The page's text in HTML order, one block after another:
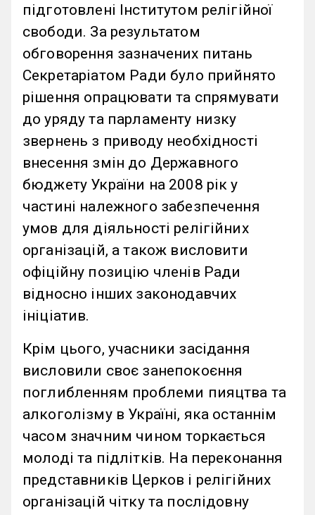
підготовлені Інститутом релігійної
свободи. За результатом
обговорення зазначених питань
Секретаріатом Ради було прийнято
рішення опрацювати та спрямувати
до уряду та парламенту низку
звернень з приводу необхідності
внесення змін до Державного
бюджету України на 2008 рік у
частині належного забезпечення
умов для діяльності релігійних
організацій, а також висловити
офіційну позицію членів Ради
відносно інших законодавчих
ініціатив.
Крім цього, учасники засідання
висловили своє занепокоєння
поглибленням проблеми пияцтва та
алкоголізму в Україні, яка останнім
часом значним чином торкається
молоді та підлітків. На переконання
представників Церков і релігійних
організацій чітку та послідовну